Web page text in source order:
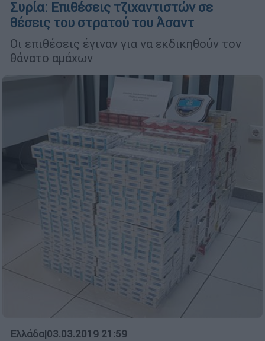
Συρία: Επιθέσεις τζιχαντιστών σε
θέσεις του στρατού του Άσαντ
Οι επιθέσεις έγιναν για να εκδικηθούν τον
θάνατο αμάχων
Ελλάδα|03.03.2019 21:59